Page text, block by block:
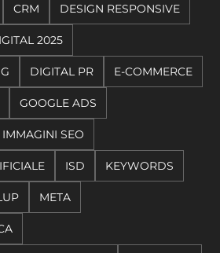
CRM DESIGN RESPONSIVE
2025
DIGITAL PR E-COMMERCE
GOOGLE ADS
IMMAGINI SEO
ISD KEYWORDS
META